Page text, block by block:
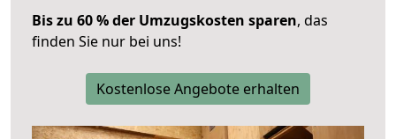
Bis zu 60 % der Umzugskosten sparen, das
finden Sie nur bei uns!
Kostenlose Angebote erhalten